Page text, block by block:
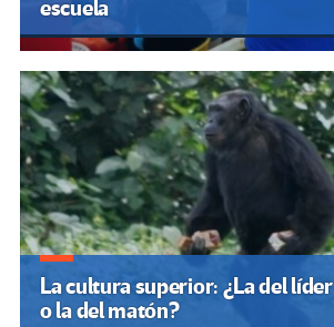
escuela
La cultura superior: ¿La del líder
o la del matón?